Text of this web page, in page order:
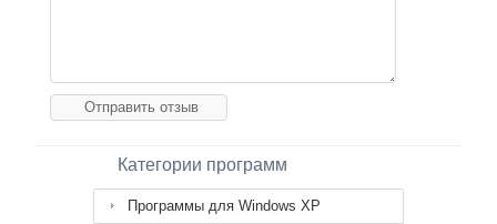
Категории программ
Программы для Windows XP